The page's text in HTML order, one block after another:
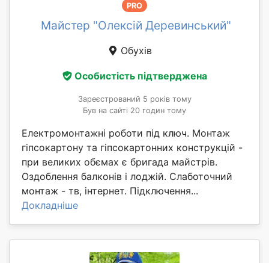
PRO
Майстер "Олексій Деревинський"
Обухів
Особистість підтверджена
Зареєстрований 5 років тому
Був на сайті 20 годин тому
Електромонтажні роботи під ключ. Монтаж
гіпсокартону та гіпсокартонних конструкцій -
при великих обємах є бригада майстрів.
Оздоблення балконів і лоджій. Слаботочний
монтаж - тв, інтернет. Підключення...
Докладніше